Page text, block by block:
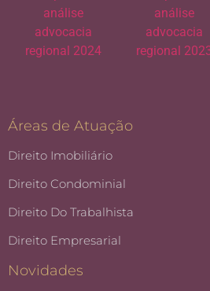
Áreas de Atuação
Direito Imobiliário
Direito Condominial
Direito Do Trabalhista
Direito Empresarial
Novidades